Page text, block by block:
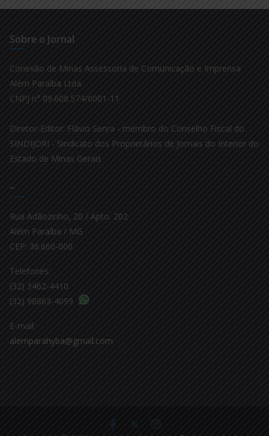
Sobre o Jornal
Conexão de Minas Assessoria de Comunicação e Imprensa
Além Paraíba Ltda.
CNPJ n° 09.608.574/0001-11
Diretor-Editor: Flávio Senra - membro do Conselho Fiscal do
SINDIJORI - Sindicato dos Proprietários de Jornais do Interior do
Estado de Minas Gerais
–
Rua Adãozinho, 20 / Apto. 202
Além Paraíba / MG
CEP: 36.660-000
Telefones:
(32) 3462-4410
(32) 98863-4099
E-mail:
alemparahyba@gmail.com